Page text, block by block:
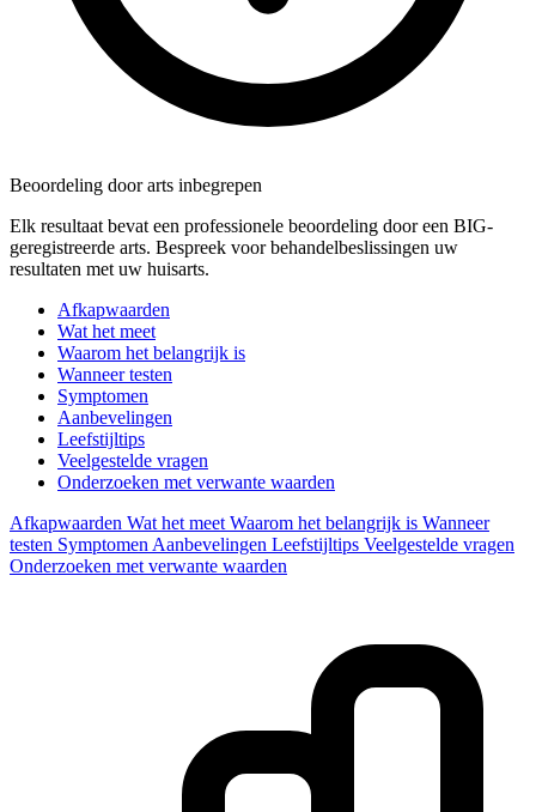
Beoordeling door arts inbegrepen
Elk resultaat bevat een professionele beoordeling door een BIG-
geregistreerde arts. Bespreek voor behandelbeslissingen uw
resultaten met uw huisarts.
Afkapwaarden
Wat het meet
Waarom het belangrijk is
Wanneer testen
Symptomen
Aanbevelingen
Leefstijltips
Veelgestelde vragen
Onderzoeken met verwante waarden
Afkapwaarden Wat het meet Waarom het belangrijk is Wanneer
testen Symptomen Aanbevelingen Leefstijltips Veelgestelde vragen
Onderzoeken met verwante waarden